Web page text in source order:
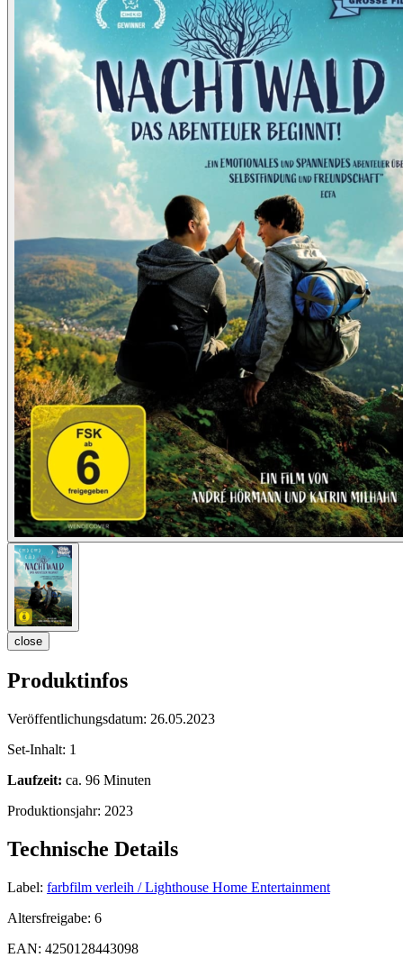
close
Produktinfos
Veröffentlichungsdatum: 26.05.2023
Set-Inhalt: 1
Laufzeit: ca. 96 Minuten
Produktionsjahr: 2023
Technische Details
Label: farbfilm verleih / Lighthouse Home Entertainment
Altersfreigabe: 6
EAN: 4250128443098